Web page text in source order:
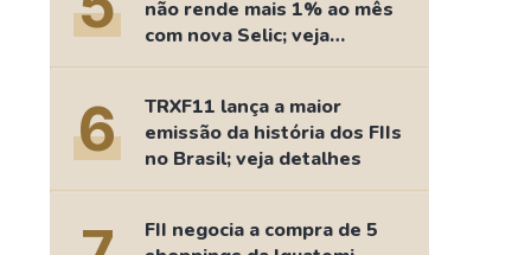
não rende mais 1% ao mês
com nova Selic; veja
retorno
6
TRXF11 lança a maior
emissão da história dos FIIs
no Brasil; veja detalhes
FII negocia a compra de 5